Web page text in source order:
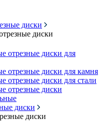
диски
диски
отрезные диски для
отрезные диски для камня
отрезные диски для стали
отрезные диски
диски
диски